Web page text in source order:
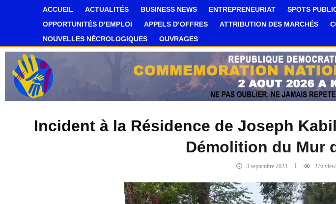
ACCUEIL ACTUALITÉS BUSINESS NEWS ENTREPRENEURIAT SPOTS
OPPORTUNITÉS D’EMPLOI
APPELS D’OFFRES ATTRIBUTION DES MARCHÉS
NOUVELLES NÉCROLOGIQUES
OUVRAGES
Incident à la Résidence de Joseph
Démolition du Mur
3 septembre 2023 276